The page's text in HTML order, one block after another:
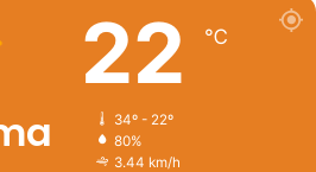
22 ℃
34º - 22º
80%
3.44 km/h